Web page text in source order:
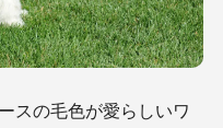
スの毛色が愛らしいワ